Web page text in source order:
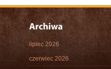
lipiec 2026
czerwiec 2026